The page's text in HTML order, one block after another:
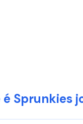
é Sprunkies